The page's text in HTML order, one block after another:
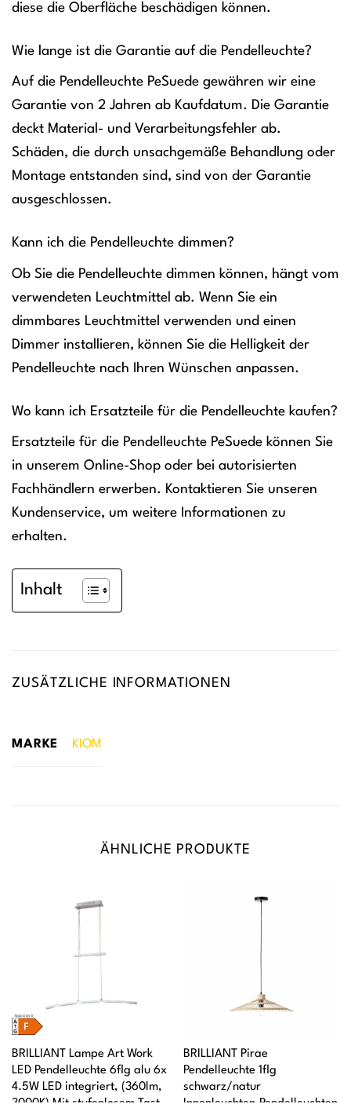
diese die Oberfläche beschädigen können.
Wie lange ist die Garantie auf die Pendelleuchte?
Auf die Pendelleuchte PeSuede gewähren wir eine
Garantie von 2 Jahren ab Kaufdatum. Die Garantie
deckt Material- und Verarbeitungsfehler ab.
Schäden, die durch unsachgemäße Behandlung oder
Montage entstanden sind, sind von der Garantie
ausgeschlossen.
Kann ich die Pendelleuchte dimmen?
Ob Sie die Pendelleuchte dimmen können, hängt vom
verwendeten Leuchtmittel ab. Wenn Sie ein
dimmbares Leuchtmittel verwenden und einen
Dimmer installieren, können Sie die Helligkeit der
Pendelleuchte nach Ihren Wünschen anpassen.
Wo kann ich Ersatzteile für die Pendelleuchte kaufen?
Ersatzteile für die Pendelleuchte PeSuede können Sie
in unserem Online-Shop oder bei autorisierten
Fachhändlern erwerben. Kontaktieren Sie unseren
Kundenservice, um weitere Informationen zu
erhalten.
Inhalt
ZUSÄTZLICHE INFORMATIONEN
MARKE KIOM
ÄHNLICHE PRODUKTE
BRILLIANT Lampe Art Work
LED Pendelleuchte 6flg alu 6x
4.5W LED integriert, (360lm,
BRILLIANT Pirae
Pendelleuchte 1flg
schwarz/natur